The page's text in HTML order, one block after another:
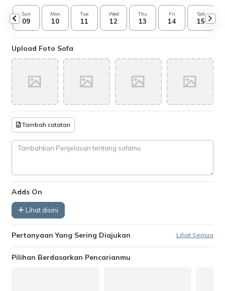
Sun
09
Mon
10
Tue
11
Wed
12
Thu
13
Fri
14
Sat
15
Upload Foto Sofa
Tambah catatan
Adds On
Lihat disini
Pertanyaan Yang Sering Diajukan Lihat Semua
Pilihan Berdasarkan Pencarianmu